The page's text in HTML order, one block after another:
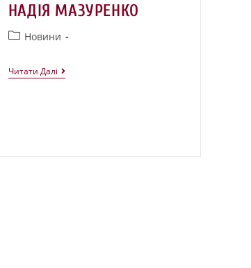
НАДІЯ МАЗУРЕНКО
Новини
Читати Далі